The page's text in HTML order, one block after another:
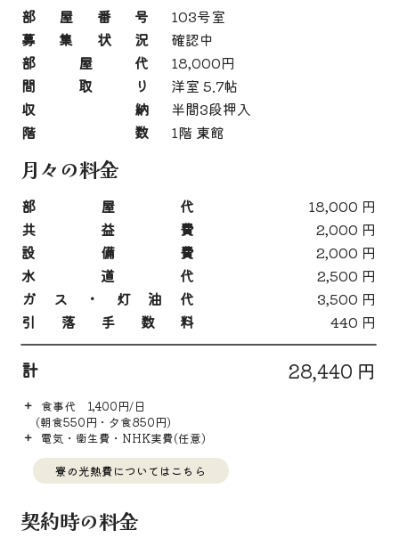
部屋番号
103号室
募集状況
確認中
部屋代
18,000円
間取り
洋室 5.7帖
収納
半間3段押入
階数
1階 東館
月々の料金
部屋代
18,000 円
共益費
2,000 円
設備費
2,000 円
水道代
2,500 円
ガス・灯油代
3,500 円
引落手数料
440 円
計 28,440 円
＋ 食事代 1,400円/日
(朝食550円・夕食850円)
＋ 電気・衛生費・NHK実費(任意)
寮の光熱費についてはこちら
契約時の料金